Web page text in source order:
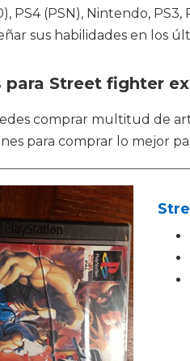
PS4 (PSN), Nintendo,
sus habilidades en los
Street fighter
comprar multitud de
para comprar lo mejor